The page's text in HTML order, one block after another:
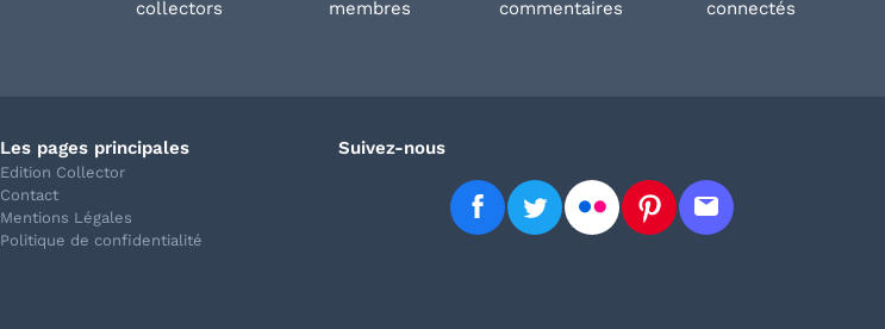
collectors membres commentaires connectés
Les pages principales
Edition Collector
Contact
Mentions Légales
Politique de confidentialité
Suivez-nous